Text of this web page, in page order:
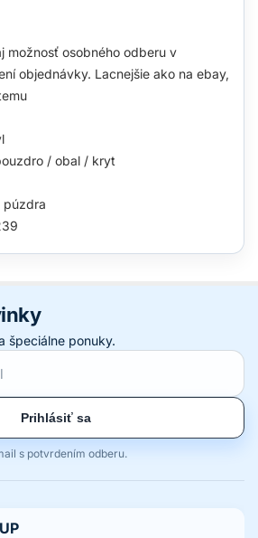
možnosť osobného odberu v
objednávky. Lacnejšie ako na ebay,
/ obal / kryt
púzdra
špeciálne ponuky.
Prihlásiť sa
s potvrdením odberu.